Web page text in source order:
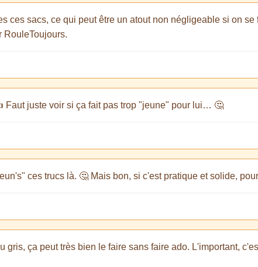
ces sacs, ce qui peut être un atout non négligeable si on
RouleToujours.
Faut juste voir si ça fait pas trop "jeune" pour lui… 🤔
ces trucs là. 🤔 Mais bon, si c'est pratique et solide,
gris, ça peut très bien le faire sans faire ado. L'important,